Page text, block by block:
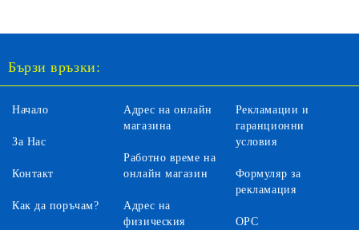
Бързи връзки:
Начало
За Нас
Контакт
Как да поръчам?
Адрес на онлайн
магазина
Работно време на
онлайн магазин
Адрес на
физическия
Рекламации и
гаранционни
условия
Формуляр за
рекламация
ОРС